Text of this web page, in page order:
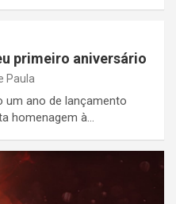
primeiro aniversário
Paula
um ano de lançamento
homenagem à…